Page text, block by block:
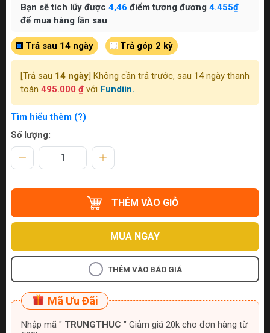
Bạn sẽ tích lũy được 4,46 điểm tương đương 4.455₫
để mua hàng lần sau
Trả sau 14 ngày Trả góp 2 kỳ
[Trả sau 14 ngày ] Không cần trả trước, sau 14 ngày thanh
toán 495.000 ₫ với Fundiin.
Tìm hiểu thêm (?)
Số lượng:
THÊM VÀO GIỎ
MUA NGAY
THÊM VÀO BÁO GIÁ
Mã Ưu Đãi
Nhập mã " TRUNGTHUC " Giảm giá 20k cho đơn hàng từ